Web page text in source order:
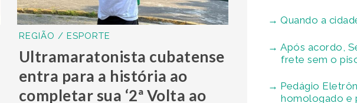
REGIÃO / ESPORTE
Ultramaratonista cubatense
entra para a história ao
completar sua ‘2ª Volta ao
Quando a
Após acordo,
frete sem o
Pedágio
homologado e